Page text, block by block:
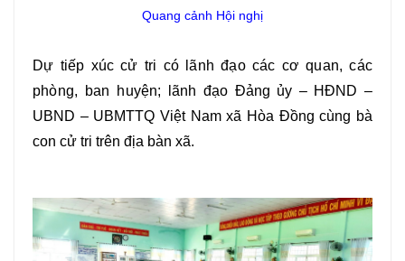
Quang cảnh Hội nghị
Dự tiếp xúc cử tri có
lãnh đạo các cơ quan, các
phòng, ban huyện;
lãnh đạo Đảng ủy – HĐND –
UBND – UBMTTQ Việt Nam xã Hòa Đồng cùng bà
con cử tri trên địa bàn xã.